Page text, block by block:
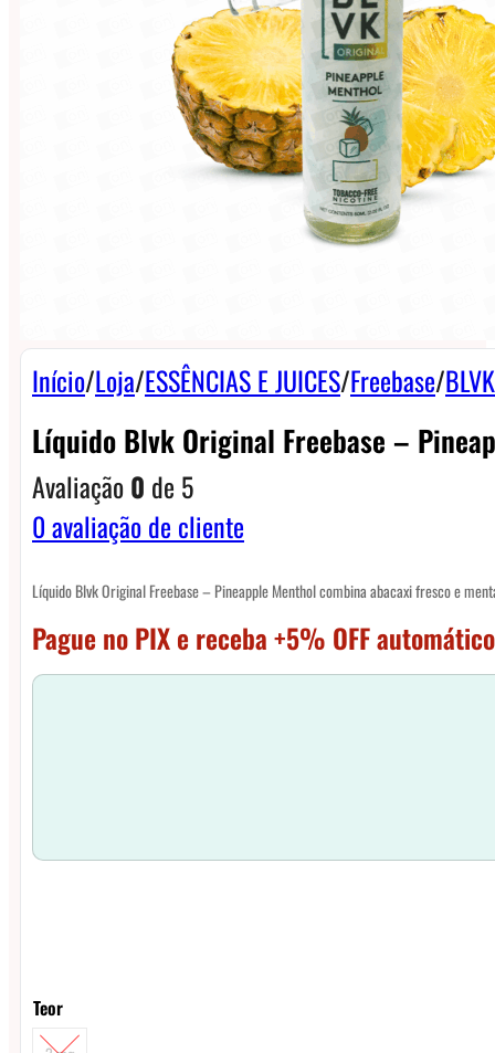
Início/Loja/ESSÊNCIAS E JUICES/Freebase/
Líquido Blvk Original Freebase –
Avaliação0 de 5
0avaliação de cliente
Líquido Blvk Original Freebase – Pineapple Menthol combina abacaxi fresco e
Pague no PIX e receba +5% OFF
Teor